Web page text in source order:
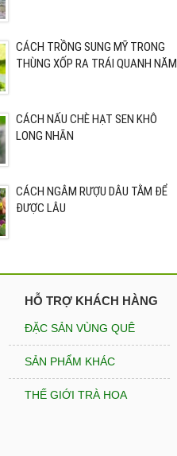
CÁCH TRỒNG SUNG MỸ TRONG
THÙNG XỐP RA TRÁI QUANH NĂM
CÁCH NẤU CHÈ HẠT SEN KHÔ
LONG NHÃN
CÁCH NGÂM RƯỢU DÂU TẰM ĐỂ
ĐƯỢC LÂU
HỖ TRỢ KHÁCH HÀNG
ĐẶC SẢN VÙNG QUÊ
SẢN PHẨM KHÁC
THẾ GIỚI TRÀ HOA